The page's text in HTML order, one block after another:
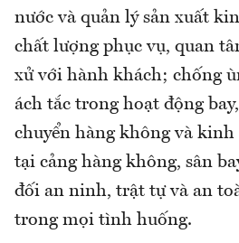
nước và quản lý sản xuất
chất lượng phục vụ, quan
xử với hành khách; chống
ách tắc trong hoạt động
chuyển hàng không và
tại cảng hàng không, sân
đối an ninh, trật tự và an
trong mọi tình huống.